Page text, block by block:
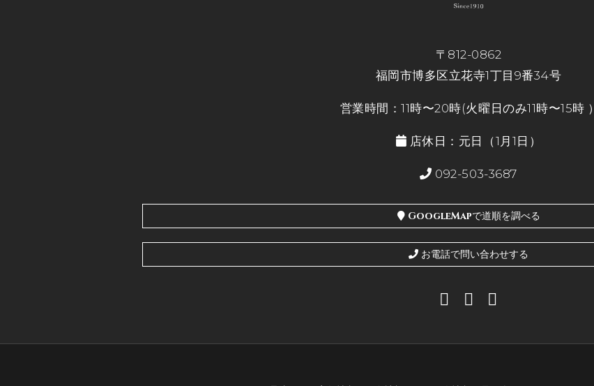
〒812-0862
福岡市博多区立花寺1丁目9番34号
営業時間：11時〜20時(火曜日のみ11時〜15時 ）
店休日：元日（1月1日）
092-503-3687
GoogleMapで道順を調べる
お電話で問い合わせする